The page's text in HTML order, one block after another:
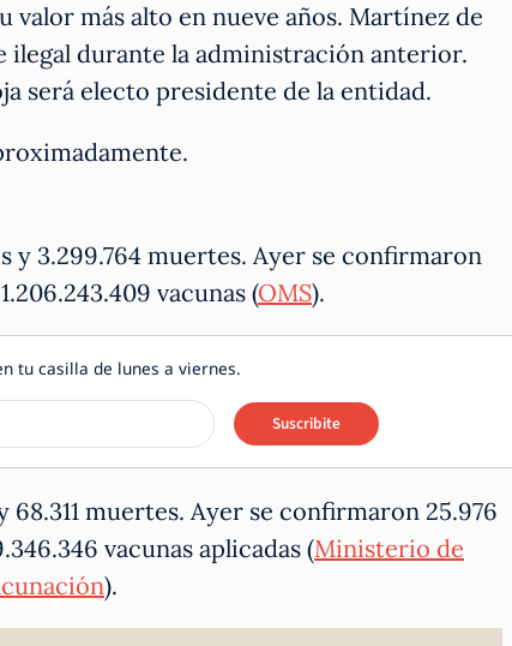
valor más alto en nueve años. Martínez de
ilegal durante la administración anterior.
será electo presidente de la entidad.
y 3.299.764 muertes. Ayer se confirmaron
vacunas (OMS).
tu casilla de lunes a viernes.
Suscribite
68.311 muertes. Ayer se confirmaron 25.976
vacunas aplicadas (Ministerio de
).